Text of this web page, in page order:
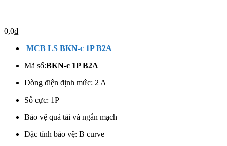
0,0₫
MCB LS BKN-c 1P B2A
Mã số:BKN-c 1P B2A
Dòng điện định mức: 2 A
Số cực: 1P
Bảo vệ quá tải và ngắn mạch
Đặc tính bảo vệ: B curve